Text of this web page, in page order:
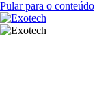
Pular para o conteúdo